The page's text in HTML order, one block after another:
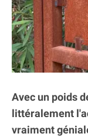
Avec un poids
littéralement
vraiment